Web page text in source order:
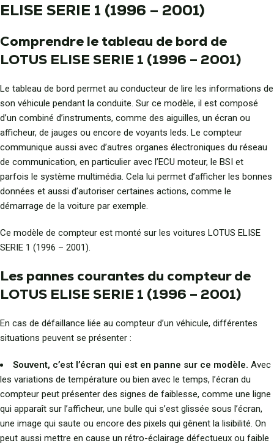
ELISE SERIE 1 (1996 – 2001)
Comprendre le tableau de bord de
LOTUS ELISE SERIE 1 (1996 – 2001)
Le tableau de bord permet au conducteur de lire les informations de
son véhicule pendant la conduite. Sur ce modèle, il est composé
d’un combiné d’instruments, comme des aiguilles, un écran ou
afficheur, de jauges ou encore de voyants leds. Le compteur
communique aussi avec d’autres organes électroniques du réseau
de communication, en particulier avec l’ECU moteur, le BSI et
parfois le système multimédia. Cela lui permet d’afficher les bonnes
données et aussi d’autoriser certaines actions, comme le
démarrage de la voiture par exemple.
Ce modèle de compteur est monté sur les voitures LOTUS ELISE
SERIE 1 (1996 – 2001).
Les pannes courantes du compteur de
LOTUS ELISE SERIE 1 (1996 – 2001)
En cas de défaillance liée au compteur d’un véhicule, différentes
situations peuvent se présenter :
Souvent, c’est l’écran qui est en panne sur ce modèle. Avec
les variations de température ou bien avec le temps, l’écran du
compteur peut présenter des signes de faiblesse, comme une ligne
qui apparaît sur l’afficheur, une bulle qui s’est glissée sous l’écran,
une image qui saute ou encore des pixels qui gênent la lisibilité. On
peut aussi mettre en cause un rétro-éclairage défectueux ou faible